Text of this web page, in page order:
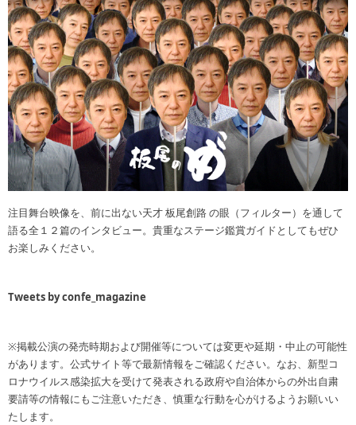
注目舞台映像を、前に出ない天才 板尾創路 の眼（フィルター）を通して
語る全１２篇のインタビュー。貴重なステージ鑑賞ガイドとしてもぜひ
お楽しみください。
Tweets by confe_magazine
※掲載公演の発売時期および開催等については変更や延期・中止の可能性
があります。公式サイト等で最新情報をご確認ください。なお、新型コ
ロナウイルス感染拡大を受けて発表される政府や自治体からの外出自粛
要請等の情報にもご注意いただき、慎重な行動を心がけるようお願いい
たします。